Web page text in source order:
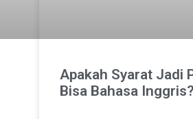
Apakah Syarat Jadi
Bisa Bahasa Inggris?